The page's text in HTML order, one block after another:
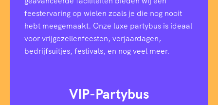
feestervaring op wielen zoals je die nog nooit
hebt meegemaakt. Onze luxe partybus is ideaal
voor vrijgezellenfeesten, verjaardagen,
bedrijfsuitjes, festivals, en nog veel meer.
VIP-Partybus